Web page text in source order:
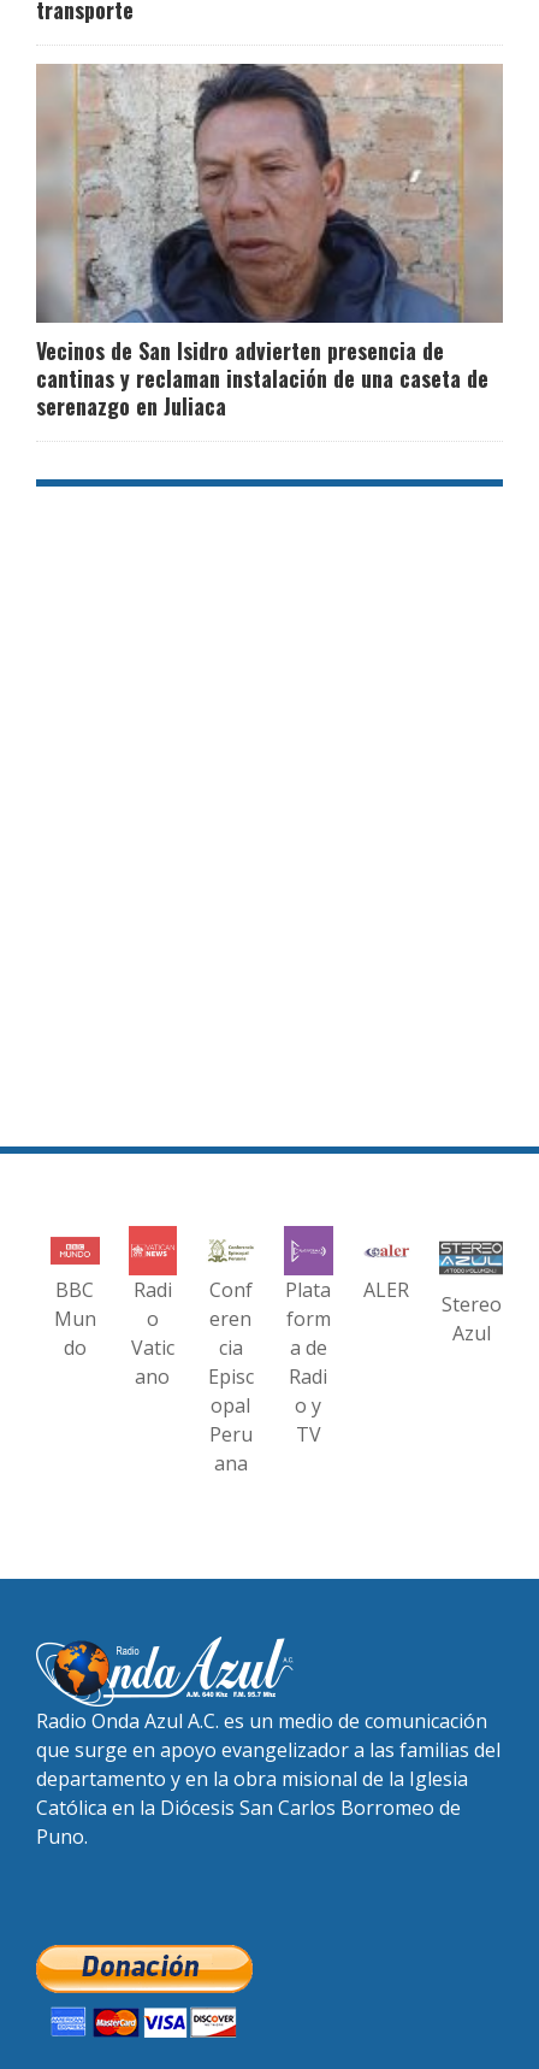
transporte
Vecinos de San Isidro advierten presencia de
cantinas y reclaman instalación de una caseta de
serenazgo en Juliaca
BBC
Mun
do
Radi
o
Vatic
ano
Conf
eren
cia
Episc
opal
Peru
ana
Plata
form
a de
Radi
o y
TV
ALER
Stereo
Azul
Radio Onda Azul A.C. es un medio de comunicación
que surge en apoyo evangelizador a las familias del
departamento y en la obra misional de la Iglesia
Católica en la Diócesis San Carlos Borromeo de
Puno.